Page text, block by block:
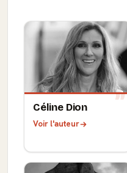
Céline Dion
Voir l'auteur